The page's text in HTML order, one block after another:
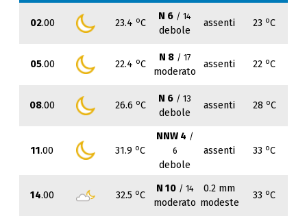
02.00 23.4 oC
N 6 / 14
debole
assenti 23 oC
05.00 22.4 oC
N 8 / 17
moderato
assenti 22 oC
08.00 26.6 oC
N 6 / 13
debole
assenti 28 oC
11.00 31.9 oC
NNW 4 /
6
debole
assenti 33 oC
14.00 32.5 oC
N 10 / 14
moderato
0.2 mm
modeste
33 oC